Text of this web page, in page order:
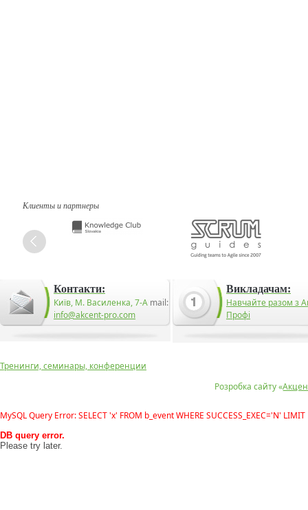
Клиенты и партнеры
Контакти:
Київ, М. Василенка, 7-А mail:
info@akcent-pro.com
Викладачам:
Навчайте разом з
Профі
Розробка сайту «
Тренинги, семинары, конференции
MySQL Query Error: SELECT 'x' FROM b_event WHERE SUCCESS_EXEC='N' LIMIT
DB query error.
Please try later.